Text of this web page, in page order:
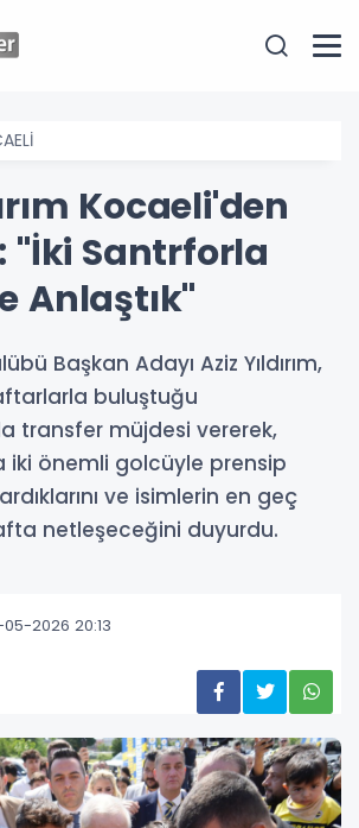
Kocaeli'den
"İki Santrforla
Anlaştık"
Başkan Adayı Aziz Yıldırım,
buluştuğu
transfer müjdesi vererek,
iki önemli golcüyle prensip
ve isimlerin en geç
netleşeceğini duyurdu.
05-2026 20:13